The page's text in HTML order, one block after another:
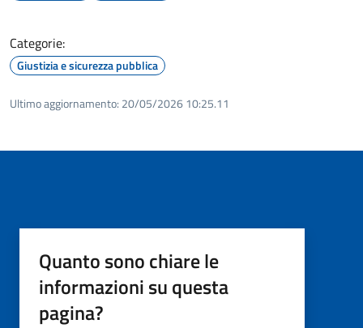
Categorie:
Giustizia e sicurezza pubblica
Ultimo aggiornamento: 20/05/2026 10:25.11
Quanto sono chiare le
informazioni su questa
pagina?